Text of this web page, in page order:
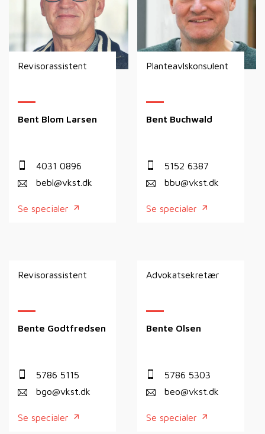
Revisorassistent
Bent Blom Larsen
4031 0896
bebl@vkst.dk
Se specialer
Planteavlskonsulent
Bent Buchwald
5152 6387
bbu@vkst.dk
Se specialer
Revisorassistent
Bente Godtfredsen
5786 5115
bgo@vkst.dk
Se specialer
Advokatsekretær
Bente Olsen
5786 5303
beo@vkst.dk
Se specialer